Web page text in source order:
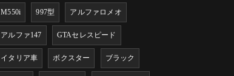
M550i 997型 アルファロメオ
アルファ147 GTAセレスピード
イタリア車 ボクスター ブラック